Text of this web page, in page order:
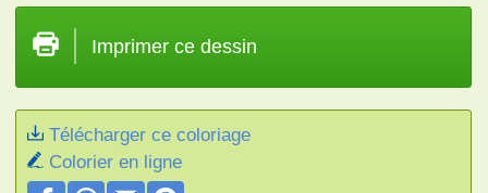
Imprimer ce dessin
Télécharger ce coloriage
Colorier en ligne